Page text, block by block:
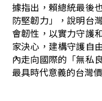
據指出，賴總統最後
防堅韌力」，說明台
會韌性，以實力守護
家決心，建構守護自
內走向國際的「無私
最具時代意義的台灣